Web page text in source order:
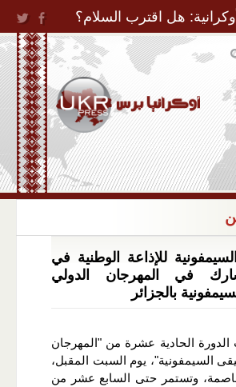
Jump to Navigation
هل اقترب السلام؟
للإذاعة الوطنية في
في المهرجان الدولي
بالجزائر
الدورة الحادية عشرة من "المهرجان
السيمفونية"، يوم السبت المقبل،
وتستمر حتى السابع عشر من